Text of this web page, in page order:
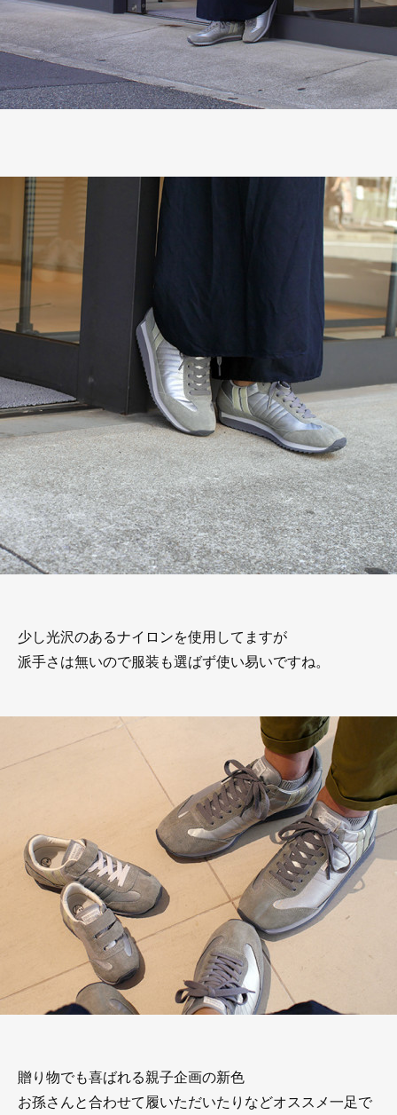
少し光沢のあるナイロンを使用してますが
派手さは無いので服装も選ばず使い易いですね。
贈り物でも喜ばれる親子企画の新色
お孫さんと合わせて履いただいたりなどオススメ一足で